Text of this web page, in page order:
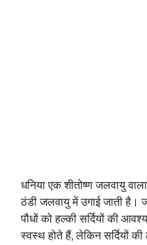
धनिया एक शीतोष्ण जलवायु
ठंडी जलवायु में उगाई जाती है।
पौधों को हल्की सर्दियों की
स्वस्थ होते हैं, लेकिन सर्दियों